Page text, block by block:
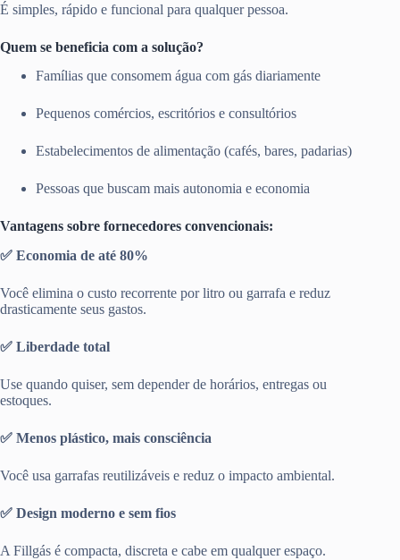
É simples, rápido e funcional para qualquer pessoa.
Quem se beneficia com a solução?
Famílias que consomem água com gás diariamente
Pequenos comércios, escritórios e consultórios
Estabelecimentos de alimentação (cafés, bares, padarias)
Pessoas que buscam mais autonomia e economia
Vantagens sobre fornecedores convencionais:
✅ Economia de até 80%
Você elimina o custo recorrente por litro ou garrafa e reduz
drasticamente seus gastos.
✅ Liberdade total
Use quando quiser, sem depender de horários, entregas ou
estoques.
✅ Menos plástico, mais consciência
Você usa garrafas reutilizáveis e reduz o impacto ambiental.
✅ Design moderno e sem fios
A Fillgás é compacta, discreta e cabe em qualquer espaço.